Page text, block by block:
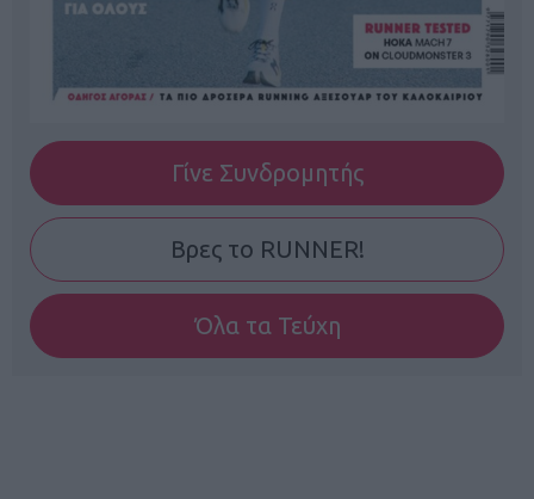
Γίνε Συνδρομητής
Βρες το RUNNER!
Όλα τα Τεύχη